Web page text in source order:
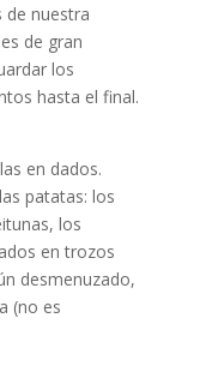
nuestra
de gran
los
hasta el final.
en dados.
patatas: los
los
en trozos
desmenuzado,
(no es